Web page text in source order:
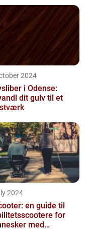
2024
i Odense:
dit gulv til et
2024
en guide til
for
med